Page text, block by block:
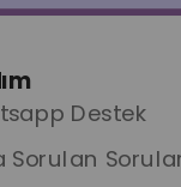
Destek
Sorulan